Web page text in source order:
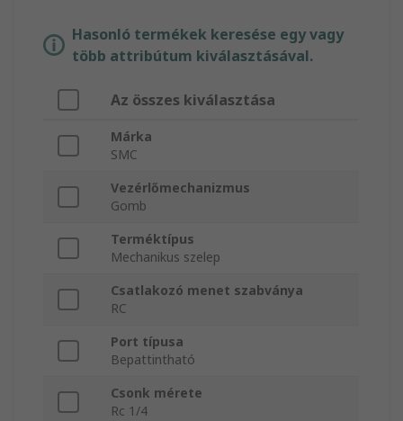
Hasonló termékek keresése egy vagy
több attribútum kiválasztásával.
Az összes kiválasztása
Márka
SMC
Vezérlőmechanizmus
Gomb
Terméktípus
Mechanikus szelep
Csatlakozó menet szabványa
RC
Port típusa
Bepattintható
Csonk mérete
Rc 1/4